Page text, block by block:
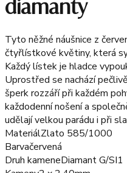
diamanty
Tyto něžné náušnice z
čtyřlístkové květiny, která
Každý lístek je hladce
Uprostřed se nachází
šperk rozzáří při každém
každodenní nošení a
udělají velkou parádu i při
MateriálZlato 585/1000
Barvačervená
Druh kameneDiamant G/SI1